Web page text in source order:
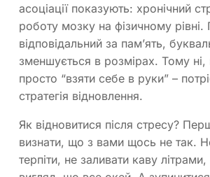
асоціації показують: хронічний
роботу мозку на фізичному рівні.
відповідальний за пам’ять,
зменшується в розмірах. Тому
просто “взяти себе в руки” –
стратегія відновлення.
Як відновитися після стресу?
визнати, що з вами щось не так.
терпіти, не заливати каву